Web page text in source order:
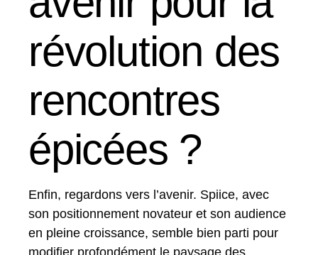
révolution des
rencontres
épicées ?
Enfin, regardons vers l’avenir. Spiice, avec
son positionnement novateur et son audience
en pleine croissance, semble bien parti pour
modifier profondément le paysage des